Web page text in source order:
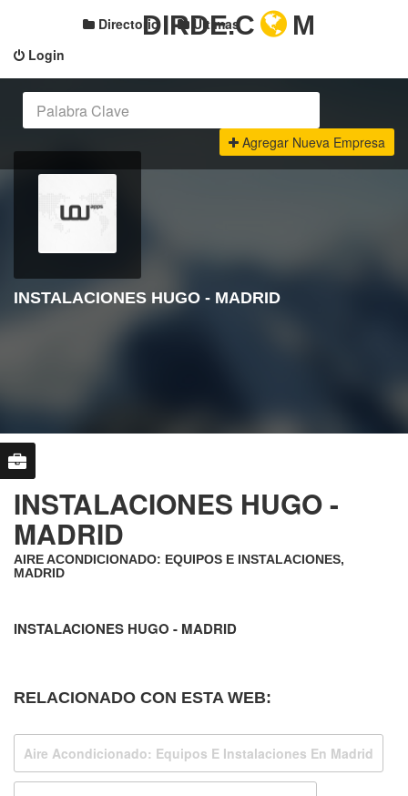
Login
Directorio Últimas
DIRDE.C M
Agregar Nueva Empresa
INSTALACIONES HUGO - MADRID
INSTALACIONES HUGO -
MADRID
AIRE ACONDICIONADO: EQUIPOS E INSTALACIONES,
MADRID
INSTALACIONES HUGO - MADRID
RELACIONADO CON ESTA WEB:
Aire Acondicionado: Equipos E Instalaciones En Madrid